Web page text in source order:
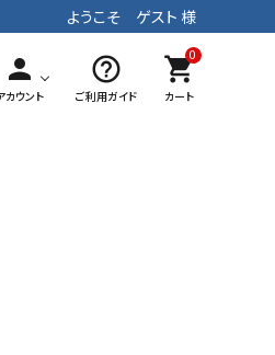
ようこそ ゲスト 様
person
カウント
help_outline
ご利用ガイド
0
shopping_cart
カート